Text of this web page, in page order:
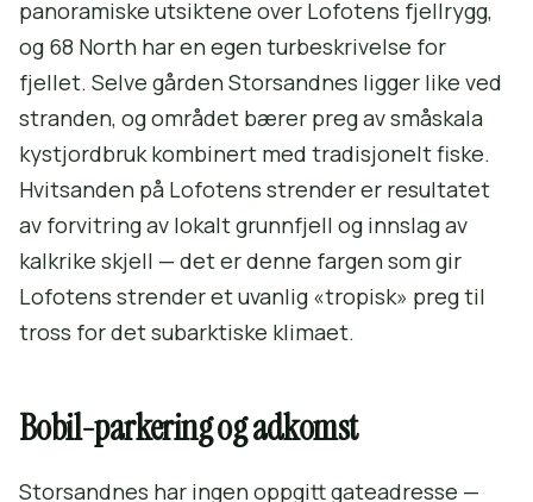
panoramiske utsiktene over Lofotens fjellrygg,
og 68 North har en egen turbeskrivelse for
fjellet. Selve gården Storsandnes ligger like ved
stranden, og området bærer preg av småskala
kystjordbruk kombinert med tradisjonelt fiske.
Hvitsanden på Lofotens strender er resultatet
av forvitring av lokalt grunnfjell og innslag av
kalkrike skjell — det er denne fargen som gir
Lofotens strender et uvanlig «tropisk» preg til
tross for det subarktiske klimaet.
Bobil-parkering og adkomst
Storsandnes har ingen oppgitt gateadresse —